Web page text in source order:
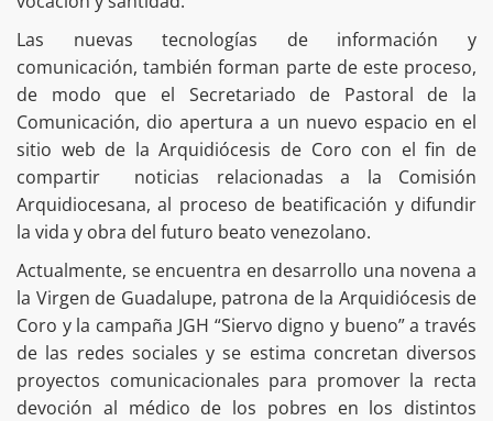
Las nuevas tecnologías de información y
comunicación, también forman parte de este proceso,
de modo que el Secretariado de Pastoral de la
Comunicación, dio apertura a un nuevo espacio en el
sitio web de la Arquidiócesis de Coro con el fin de
compartir noticias relacionadas a la Comisión
Arquidiocesana, al proceso de beatificación y difundir
la vida y obra del futuro beato venezolano.
Actualmente, se encuentra en desarrollo una novena a
la Virgen de Guadalupe, patrona de la Arquidiócesis de
Coro y la campaña JGH “Siervo digno y bueno” a través
de las redes sociales y se estima concretan diversos
proyectos comunicacionales para promover la recta
devoción al médico de los pobres en los distintos